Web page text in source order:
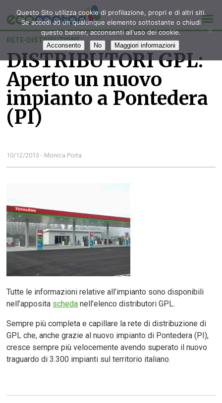
RETE-DISTRIBUZIONE
DISTRIBUTORI GPL:
Aperto un nuovo
impianto a Pontedera
(PI)
10/12/2013 - Monica Porta
Tutte le informazioni relative all’impianto sono disponibili
nell’apposita scheda nell’elenco distributori GPL.
Sempre più completa e capillare la rete di distribuzione di
GPL che, anche grazie al nuovo impianto di Pontedera (PI),
cresce sempre più velocemente avendo superato il nuovo
traguardo di 3.300 impianti sul territorio italiano.
Questo Sito utilizza cookie di profilazione, propri e di altri siti.
Se accedi ad un qualunque elemento sottostante o chiudi
questo banner, acconsenti all'uso dei cookie.
Acconsento No Maggiori informazioni